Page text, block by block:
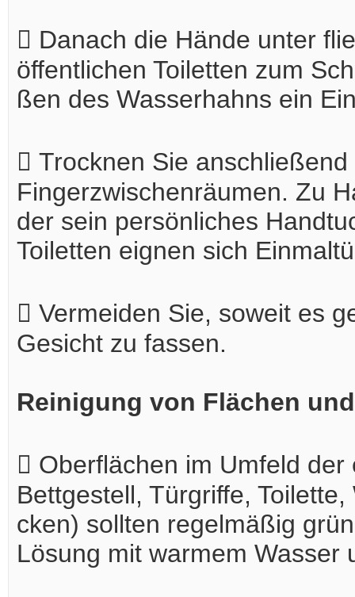
 Danach die Hände unter
öffentlichen Toiletten zum
ßen des Wasserhahns ein
 Trocknen Sie
Fingerzwischenräumen. Zu
der sein persönliches
Toiletten eignen sich
 Vermeiden Sie, soweit es
Gesicht zu fassen.
Reinigung von Flächen
 Oberflächen im Umfeld
Bettgestell, Türgriffe, Toilette,
cken) sollten regelmäßig
Lösung mit warmem Wasser